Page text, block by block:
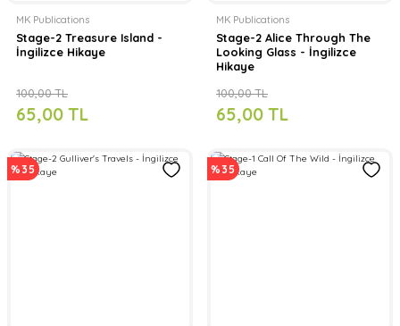
MK Publications
Stage-2 Treasure Island -
İngilizce Hikaye
65,00 TL
100,00 TL
MK Publications
Stage-2 Alice Through The
Looking Glass - İngilizce
Hikaye
65,00 TL
100,00 TL
%35 %35